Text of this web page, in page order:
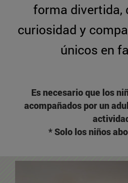
forma divertida,
curiosidad y
únicos en
Es necesario que los
acompañados por un
* Solo los niños